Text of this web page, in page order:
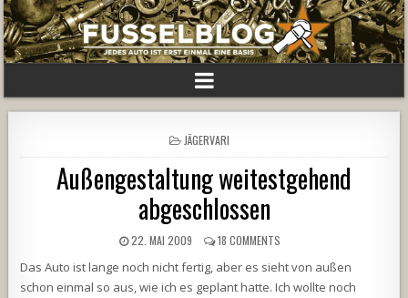
POSTED
IN
JÄGERVARI
Außengestaltung weitestgehend
abgeschlossen
22. MAI 2009 18 COMMENTS
Das Auto ist lange noch nicht fertig, aber es sieht von außen
schon einmal so aus, wie ich es geplant hatte. Ich wollte noch